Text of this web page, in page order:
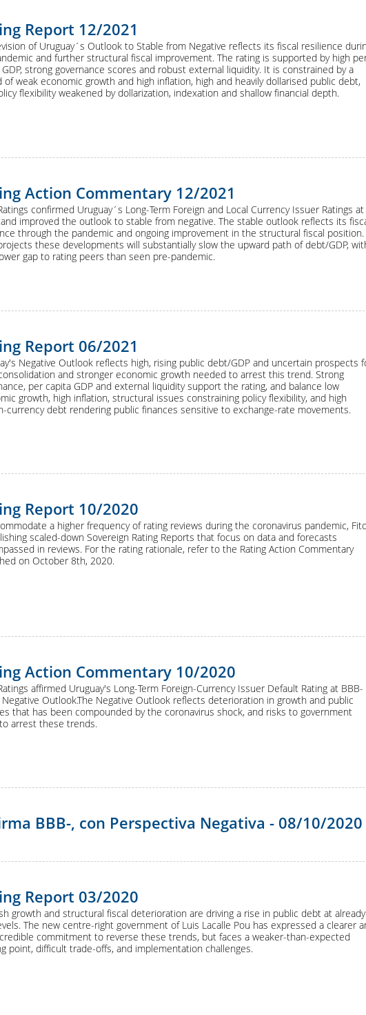
Report 12/2021
of Uruguay´s Outlook to Stable from Negative reflects its fiscal resilience
and further structural fiscal improvement. The rating is supported by high
strong governance scores and robust external liquidity. It is constrained by a
of weak economic growth and high inflation, high and heavily dollarised public debt,
flexibility weakened by dollarization, indexation and shallow financial depth.
Action Commentary 12/2021
confirmed Uruguay´s Long-Term Foreign and Local Currency Issuer Ratings at
and improved the outlook to stable from negative. The stable outlook reflects its
through the pandemic and ongoing improvement in the structural fiscal position.
these developments will substantially slow the upward path of debt/GDP,
gap to rating peers than seen pre-pandemic.
Report 06/2021
Negative Outlook reflects high, rising public debt/GDP and uncertain prospects
and stronger economic growth needed to arrest this trend. Strong
per capita GDP and external liquidity support the rating, and balance low
growth, high inflation, structural issues constraining policy flexibility, and high
currency debt rendering public finances sensitive to exchange-rate movements.
Report 10/2020
a higher frequency of rating reviews during the coronavirus pandemic,
scaled-down Sovereign Rating Reports that focus on data and forecasts
in reviews. For the rating rationale, refer to the Rating Action Commentary
on October 8th, 2020.
Action Commentary 10/2020
affirmed Uruguay's Long-Term Foreign-Currency Issuer Default Rating at BBB-
Outlook.The Negative Outlook reflects deterioration in growth and public
that has been compounded by the coronavirus shock, and risks to government
arrest these trends.
BBB-, con Perspectiva Negativa - 08/10/2020
Report 03/2020
growth and structural fiscal deterioration are driving a rise in public debt at already
The new centre-right government of Luis Lacalle Pou has expressed a clearer
commitment to reverse these trends, but faces a weaker-than-expected
point, difficult trade-offs, and implementation challenges.